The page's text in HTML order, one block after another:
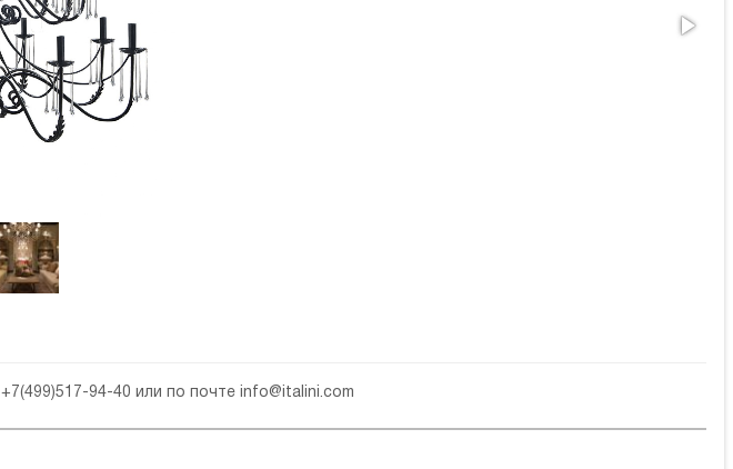
+7(499)517-94-40 или по почте info@italini.com